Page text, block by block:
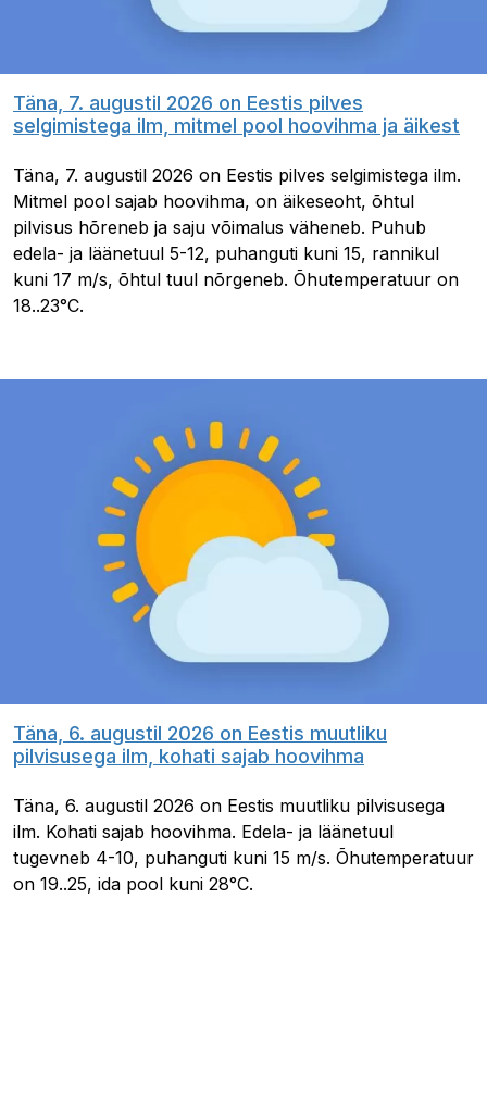
Täna, 7. augustil 2026 on Eestis pilves
selgimistega ilm, mitmel pool hoovihma ja äikest
Täna, 7. augustil 2026 on Eestis pilves selgimistega ilm.
Mitmel pool sajab hoovihma, on äikeseoht, õhtul
pilvisus hõreneb ja saju võimalus väheneb. Puhub
edela- ja läänetuul 5-12, puhanguti kuni 15, rannikul
kuni 17 m/s, õhtul tuul nõrgeneb. Õhutemperatuur on
18..23°C.
Täna, 6. augustil 2026 on Eestis muutliku
pilvisusega ilm, kohati sajab hoovihma
Täna, 6. augustil 2026 on Eestis muutliku pilvisusega
ilm. Kohati sajab hoovihma. Edela- ja läänetuul
tugevneb 4-10, puhanguti kuni 15 m/s. Õhutemperatuur
on 19..25, ida pool kuni 28°C.